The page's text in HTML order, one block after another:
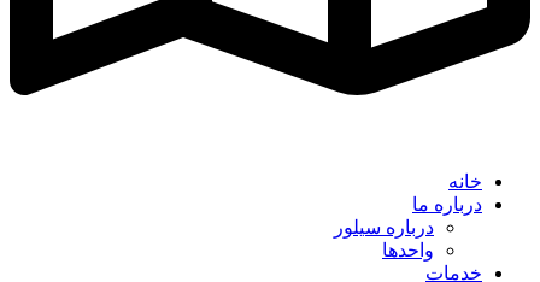
خانه
درباره ما
درباره سیلور
واحدها
خدمات